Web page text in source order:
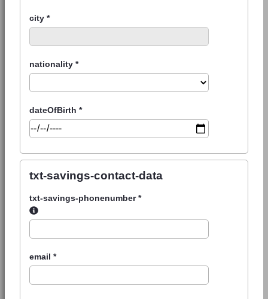
city *
nationality *
dateOfBirth *
txt-savings-contact-data
txt-savings-phonenumber *
email *